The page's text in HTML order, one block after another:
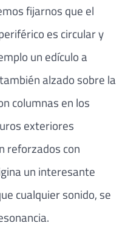
fijarnos que el
es circular y
un edículo a
alzado sobre la
columnas en los
exteriores
reforzados con
un interesante
cualquier sonido, se